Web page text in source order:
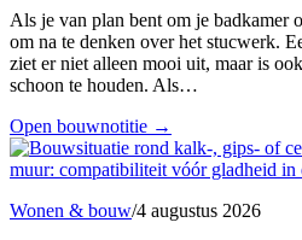
Als je van plan bent om je badkamer
om na te denken over het stucwerk.
ziet er niet alleen mooi uit, maar is
schoon te houden. Als…
Open bouwnotitie →
Wonen & bouw/4 augustus 2026